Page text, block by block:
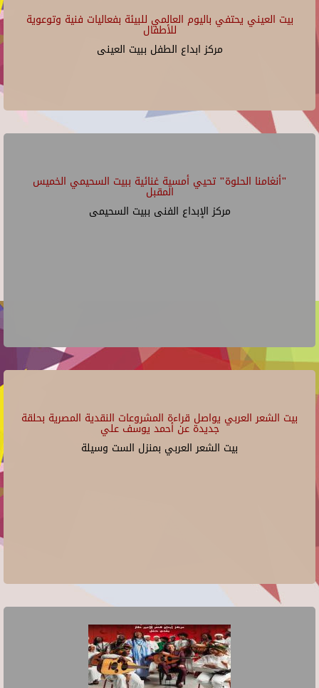
بيت العيني يحتفي باليوم العالمي للبيئة بفعاليات فنية وتوعوية
للأطفال
مركز ابداع الطفل ببيت العينى
"أنغامنا الحلوة" تحيي أمسية غنائية ببيت السحيمي الخميس
المقبل
مركز الإبداع الفنى ببيت السحيمى
بيت الشعر العربي يواصل قراءة المشروعات النقدية المصرية بحلقة
جديدة عن أحمد يوسف علي
بيت الشعر العربي بمنزل الست وسيلة